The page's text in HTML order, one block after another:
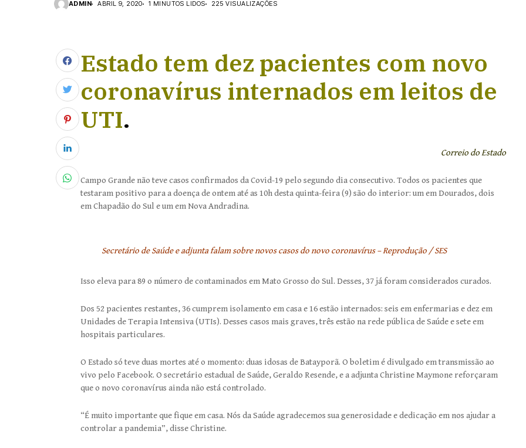
ADMIN ABRIL 9, 2020 1 MINUTOS LIDOS 225 VISUALIZAÇÕES
Estado tem dez pacientes com novo
coronavírus internados em leitos de
UTI.
Correio do Estado
Campo Grande não teve casos confirmados da Covid-19 pelo segundo dia consecutivo. Todos os pacientes que
testaram positivo para a doença de ontem até as 10h desta quinta-feira (9) são do interior: um em Dourados, dois
em Chapadão do Sul e um em Nova Andradina.
Secretário de Saúde e adjunta falam sobre novos casos do novo coronavírus – Reprodução / SES
Isso eleva para 89 o número de contaminados em Mato Grosso do Sul. Desses, 37 já foram considerados curados.
Dos 52 pacientes restantes, 36 cumprem isolamento em casa e 16 estão internados: seis em enfermarias e dez em
Unidades de Terapia Intensiva (UTIs). Desses casos mais graves, três estão na rede pública de Saúde e sete em
hospitais particulares.
O Estado só teve duas mortes até o momento: duas idosas de Batayporã. O boletim é divulgado em transmissão ao
vivo pelo Facebook. O secretário estadual de Saúde, Geraldo Resende, e a adjunta Christine Maymone reforçaram
que o novo coronavírus ainda não está controlado.
“É muito importante que fique em casa. Nós da Saúde agradecemos sua generosidade e dedicação em nos ajudar a
controlar a pandemia”, disse Christine.